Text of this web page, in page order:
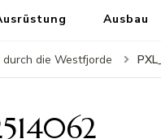
Ausbau
die Westfjorde